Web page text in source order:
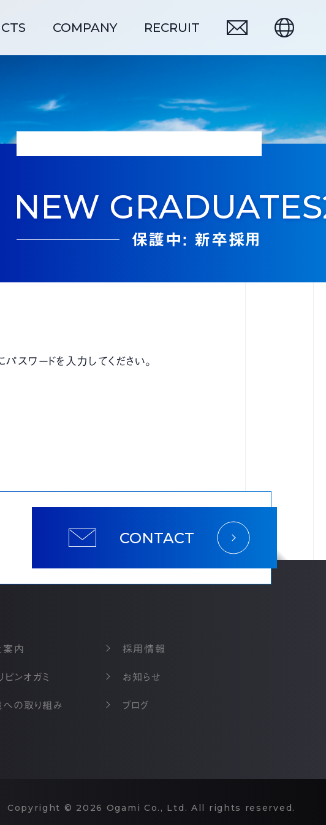
5 6
COMPANY
サスティナブル
RECRUIT
中途採用
NEW
保護中: 新卒採用
スワードを入力してください。
CONTACT
案内 採⽤情報
ピンオガミ お知らせ
への取り組み ブログ
Copyright © 2026 Ogami Co., Ltd. All rights reserved.